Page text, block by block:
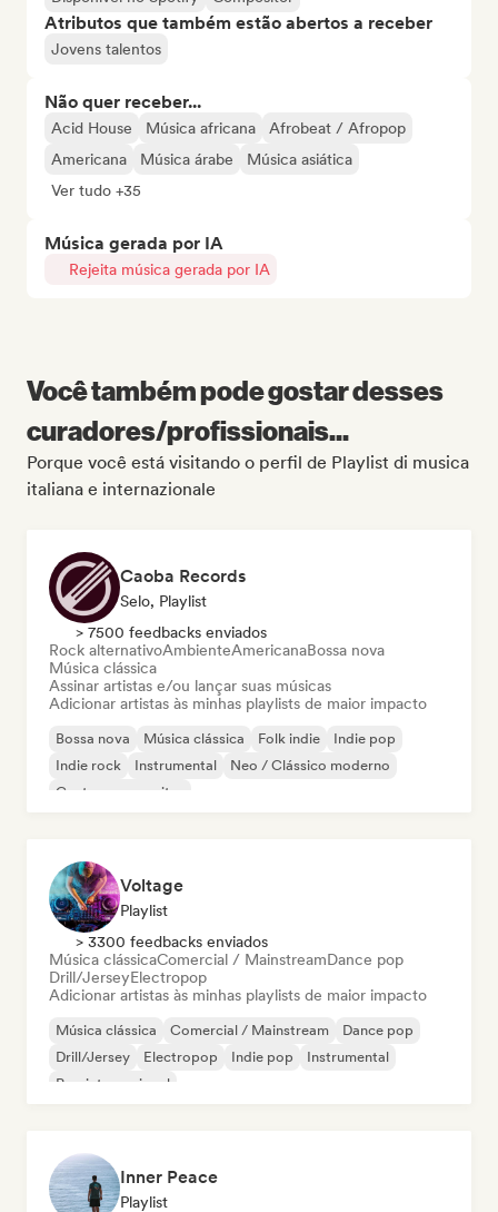
Atributos que também estão abertos a receber
Jovens talentos
Não quer receber...
Acid House Música africana
Afrobeat / Afropop
Americana
Música árabe
Música asiática
Ver tudo +35
Música gerada por IA
Rejeita música gerada por IA
Você também pode gostar desses
curadores/profissionais...
Porque você está visitando o perfil de Playlist di musica
italiana e internazionale
Caoba Records
Selo, Playlist
> 7500 feedbacks enviados
Rock alternativoAmbienteAmericanaBossa nova
Música clássica
Assinar artistas e/ou lançar suas músicas
Adicionar artistas às minhas playlists de maior impacto
Bossa nova Música clássica Folk indie
Indie pop
Indie rock
Instrumental
Neo / Clássico moderno
Cantor-compositor
Voltage
Playlist
> 3300 feedbacks enviados
Música clássicaComercial / MainstreamDance pop
Drill/JerseyElectropop
Adicionar artistas às minhas playlists de maior impacto
Música clássica Comercial / Mainstream
Dance pop
Drill/Jersey
Electropop Indie pop
Instrumental
Pop internacional
Inner Peace
Playlist